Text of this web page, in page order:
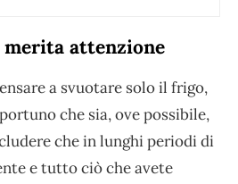
attenzione
a svuotare solo il frigo,
che sia, ove possibile,
che in lunghi periodi di
e tutto ciò che avete